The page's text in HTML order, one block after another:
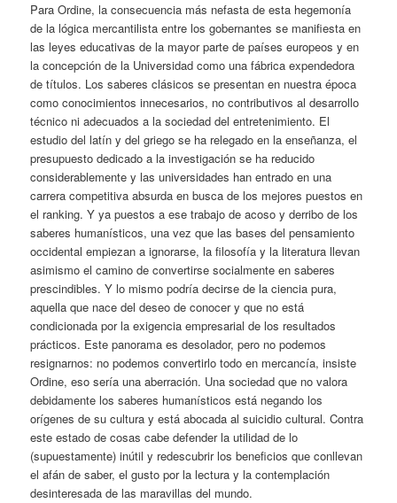
Para Ordine, la consecuencia más nefasta de esta hegemonía
de la lógica mercantilista entre los gobernantes se manifiesta en
las leyes educativas de la mayor parte de países europeos y en
la concepción de la Universidad como una fábrica expendedora
de títulos. Los saberes clásicos se presentan en nuestra época
como conocimientos innecesarios, no contributivos al desarrollo
técnico ni adecuados a la sociedad del entretenimiento. El
estudio del latín y del griego se ha relegado en la enseñanza, el
presupuesto dedicado a la investigación se ha reducido
considerablemente y las universidades han entrado en una
carrera competitiva absurda en busca de los mejores puestos en
el ranking. Y ya puestos a ese trabajo de acoso y derribo de los
saberes humanísticos, una vez que las bases del pensamiento
occidental empiezan a ignorarse, la filosofía y la literatura llevan
asimismo el camino de convertirse socialmente en saberes
prescindibles. Y lo mismo podría decirse de la ciencia pura,
aquella que nace del deseo de conocer y que no está
condicionada por la exigencia empresarial de los resultados
prácticos. Este panorama es desolador, pero no podemos
resignarnos: no podemos convertirlo todo en mercancía, insiste
Ordine, eso sería una aberración. Una sociedad que no valora
debidamente los saberes humanísticos está negando los
orígenes de su cultura y está abocada al suicidio cultural. Contra
este estado de cosas cabe defender la utilidad de lo
(supuestamente) inútil y redescubrir los beneficios que conllevan
el afán de saber, el gusto por la lectura y la contemplación
desinteresada de las maravillas del mundo.